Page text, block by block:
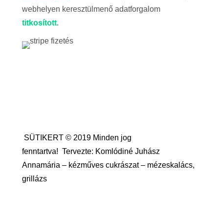
webhelyen keresztülmenő adatforgalom
titkosított.
SÜTIKERT © 2019 Minden jog
fenntartva! Tervezte: Komlódiné Juhász
Annamária – kézműves cukrászat – mézeskalács,
grillázs